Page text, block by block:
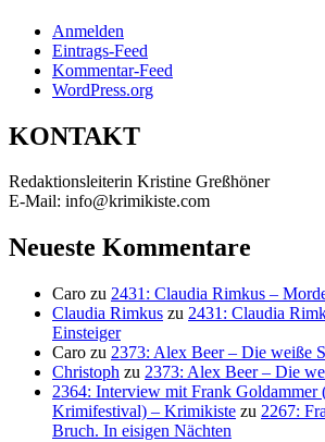
Anmelden
Eintrags-Feed
Kommentar-Feed
WordPress.org
KONTAKT
Redaktionsleiterin Kristine Greßhöner
E-Mail: info@krimikiste.com
Neueste Kommentare
Caro zu 2431: Claudia Rimkus –
Claudia Rimkus zu 2431: Claudia
Einsteiger
Caro zu 2373: Alex Beer – Die weiße
Christoph zu 2373: Alex Beer – Die
2364: Interview mit Frank Goldammer
Krimifestival) – Krimikiste zu 2267:
Bruch. In eisigen Nächten